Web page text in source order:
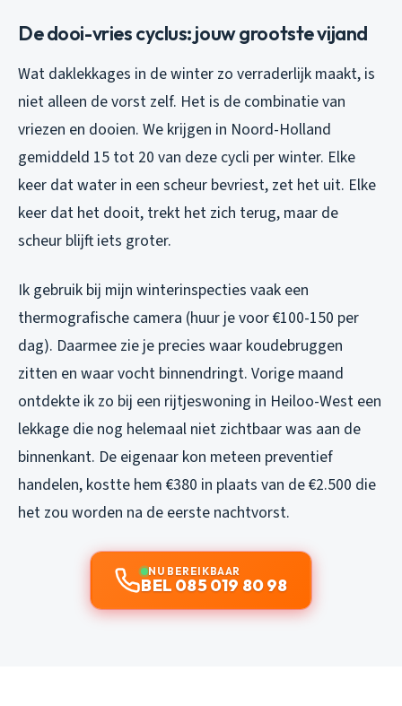
De dooi-vries cyclus: jouw grootste vijand
Wat daklekkages in de winter zo verraderlijk maakt, is
niet alleen de vorst zelf. Het is de combinatie van
vriezen en dooien. We krijgen in Noord-Holland
gemiddeld 15 tot 20 van deze cycli per winter. Elke
keer dat water in een scheur bevriest, zet het uit. Elke
keer dat het dooit, trekt het zich terug, maar de
scheur blijft iets groter.
Ik gebruik bij mijn winterinspecties vaak een
thermografische camera (huur je voor €100-150 per
dag). Daarmee zie je precies waar koudebruggen
zitten en waar vocht binnendringt. Vorige maand
ontdekte ik zo bij een rijtjeswoning in Heiloo-West een
lekkage die nog helemaal niet zichtbaar was aan de
binnenkant. De eigenaar kon meteen preventief
handelen, kostte hem €380 in plaats van de €2.500 die
het zou worden na de eerste nachtvorst.
NU BEREIKBAAR
BEL 085 019 80 98